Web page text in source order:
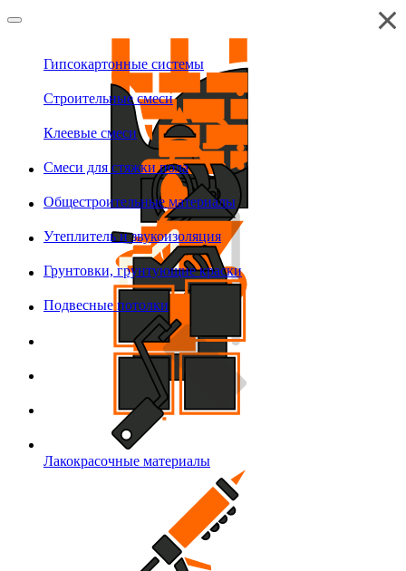
Гипсокартонные системы
Строительные смеси
Клеевые смеси
Смеси для стяжки пола
Общестроительные материалы
Утеплитель и звукоизоляция
Грунтовки, грунтующие краски
Подвесные потолки
Лакокрасочные материалы